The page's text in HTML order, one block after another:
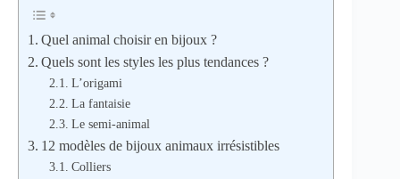
Quel animal choisir en bijoux ?
Quels sont les styles les plus tendances ?
L’origami
La fantaisie
Le semi-animal
12 modèles de bijoux animaux irrésistibles
Colliers